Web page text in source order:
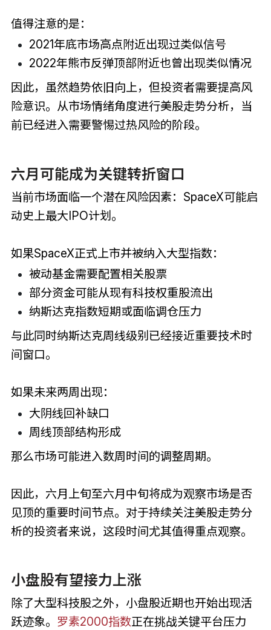
值得注意的是：
2021年底市场高点附近出现过类似信号
2022年熊市反弹顶部附近也曾出现类似情况
因此，虽然趋势依旧向上，但投资者需要提高风
险意识。从市场情绪角度进行美股走势分析，当
前已经进入需要警惕过热风险的阶段。
六月可能成为关键转折窗口
当前市场面临一个潜在风险因素：SpaceX可能启
动史上最大IPO计划。
如果SpaceX正式上市并被纳入大型指数：
被动基金需要配置相关股票
部分资金可能从现有科技权重股流出
纳斯达克指数短期或面临调仓压力
与此同时纳斯达克周线级别已经接近重要技术时
间窗口。
如果未来两周出现：
大阴线回补缺口
周线顶部结构形成
那么市场可能进入数周时间的调整周期。
因此，六月上旬至六月中旬将成为观察市场是否
见顶的重要时间节点。对于持续关注美股走势分
析的投资者来说，这段时间尤其值得重点观察。
小盘股有望接力上涨
除了大型科技股之外，小盘股近期也开始出现活
跃迹象。 罗素2000指数正在挑战关键平台压力